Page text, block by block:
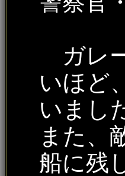
ガレ
いほど
いまし
また、
船に残